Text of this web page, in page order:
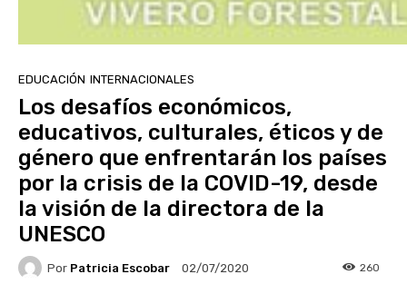
EDUCACIÓN INTERNACIONALES
Los desafíos económicos,
educativos, culturales, éticos y de
género que enfrentarán los países
por la crisis de la COVID-19, desde
la visión de la directora de la
UNESCO
Por Patricia Escobar 02/07/2020 260